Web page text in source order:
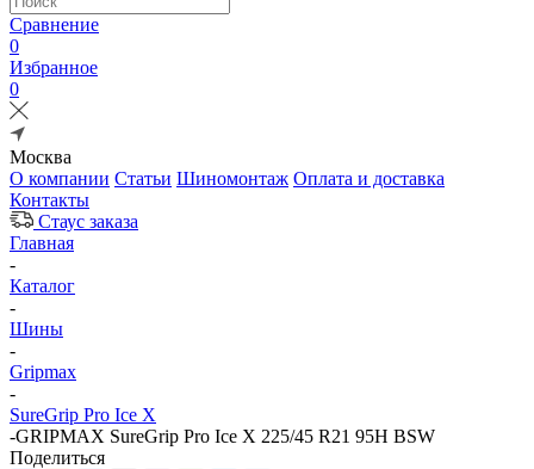
Сравнение
0
Избранное
0
Москва
О компании Статьи Шиномонтаж Оплата и доставка
Контакты
Стаус заказа
Главная
-
Каталог
-
Шины
-
Gripmax
-
SureGrip Pro Ice X
-GRIPMAX SureGrip Pro Ice X 225/45 R21 95H BSW
Поделиться